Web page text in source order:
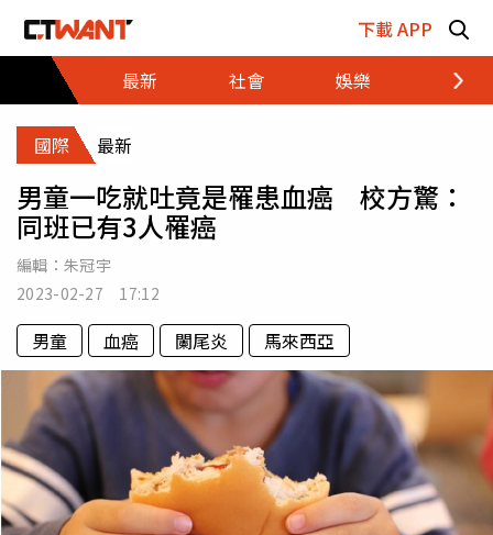
下載 APP
最新
社會 娛樂 財經
國際 最新
男童一吃就吐竟是罹患血癌 校方驚：
同班已有3人罹癌
編輯： 朱冠宇
2023-02-27 17:12
男童 血癌 闌尾炎 馬來西亞